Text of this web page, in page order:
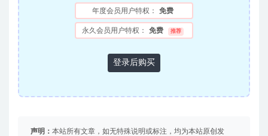
年度会员用户特权： 免费
永久会员用户特权： 免费 推荐
登录后购买
声明： 本站所有文章，如无特殊说明或标注，均为本站原创发